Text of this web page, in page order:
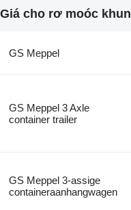
Giá cho rơ moóc
GS Meppel
GS Meppel 3 Axle
container trailer
GS Meppel 3-assige
containeraanhangwagen